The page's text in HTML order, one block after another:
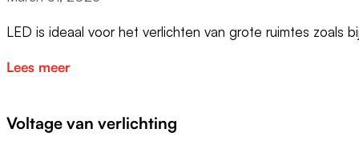
LED is ideaal voor het verlichten van grote ruimtes zoals
Lees meer
Voltage van verlichting